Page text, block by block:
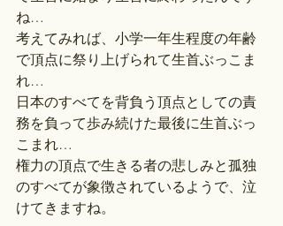
ね…
考えてみれば、小学一年生程度の年齢
で頂点に祭り上げられて生首ぶっこま
れ…
日本のすべてを背負う頂点としての責
務を負って歩み続けた最後に生首ぶっ
こまれ…
権力の頂点で生きる者の悲しみと孤独
のすべてが象徴されているようで、泣
けてきますね。